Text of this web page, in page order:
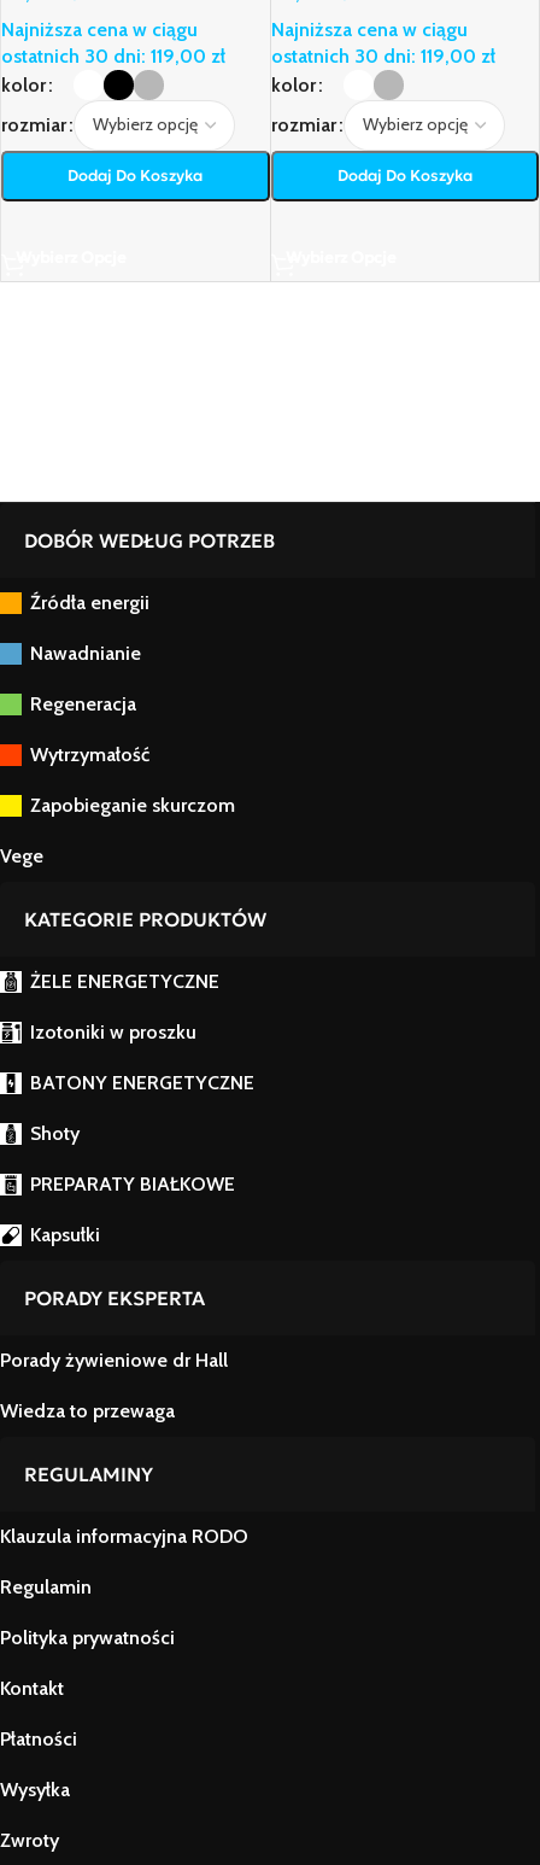
Najniższa cena w ciągu
ostatnich 30 dni: 119,00 zł
kolor
rozmiar
Dodaj Do Koszyka
Najniższa cena w ciągu
ostatnich 30 dni: 119,00 zł
kolor
rozmiar
Dodaj Do Koszyka
DOBÓR WEDŁUG POTRZEB
Źródła energii
Nawadnianie
Regeneracja
Wytrzymałość
Zapobieganie skurczom
Vege
KATEGORIE PRODUKTÓW
ŻELE ENERGETYCZNE
Izotoniki w proszku
BATONY ENERGETYCZNE
Shoty
PREPARATY BIAŁKOWE
Kapsułki
PORADY EKSPERTA
Porady żywieniowe dr Hall
Wiedza to przewaga
REGULAMINY
Klauzula informacyjna RODO
Regulamin
Polityka prywatności
Kontakt
Płatności
Wysyłka
Zwroty